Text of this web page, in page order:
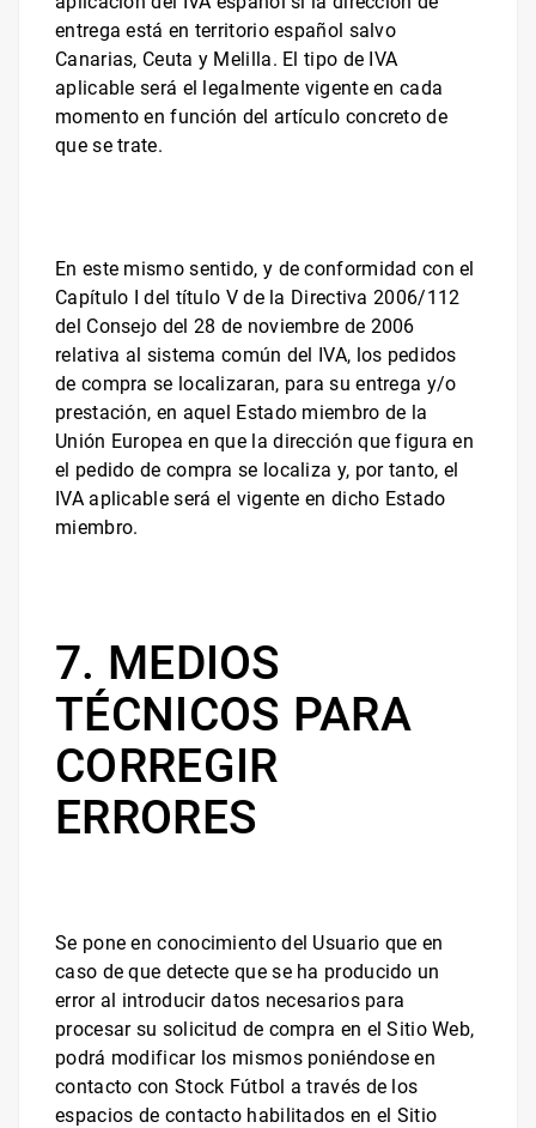
entrega está en territorio español salvo
Canarias, Ceuta y Melilla. El tipo de IVA
aplicable será el legalmente vigente en cada
momento en función del artículo concreto de
que se trate.
En este mismo sentido, y de conformidad con el
Capítulo I del título V de la Directiva 2006/112
del Consejo del 28 de noviembre de 2006
relativa al sistema común del IVA, los pedidos
de compra se localizaran, para su entrega y/o
prestación, en aquel Estado miembro de la
Unión Europea en que la dirección que figura en
el pedido de compra se localiza y, por tanto, el
IVA aplicable será el vigente en dicho Estado
miembro.
7. MEDIOS
TÉCNICOS PARA
CORREGIR
ERRORES
Se pone en conocimiento del Usuario que en
caso de que detecte que se ha producido un
error al introducir datos necesarios para
procesar su solicitud de compra en el Sitio Web,
podrá modificar los mismos poniéndose en
contacto con Stock Fútbol a través de los
espacios de contacto habilitados en el Sitio